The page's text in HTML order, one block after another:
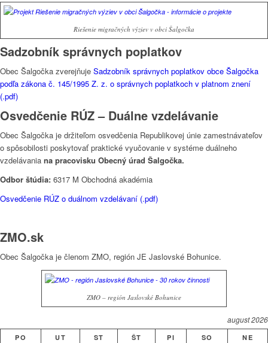
Riešenie migračných výziev v obci Šalgočka
Sadzobník správnych poplatkov
Obec Šalgočka zverejňuje Sadzobník správnych poplatkov obce Šalgočka
podľa zákona č. 145/1995 Z. z. o správnych poplatkoch v platnom znení
(.pdf)
Osvedčenie RÚZ – Duálne vzdelávanie
Obec Šalgočka je držiteľom osvedčenia Republikovej únie zamestnávateľov
o spôsobilosti poskytovať praktické vyučovanie v systéme duálneho
vzdelávania na pracovisku Obecný úrad Šalgočka.
Odbor štúdia: 6317 M Obchodná akadémia
Osvedčenie RÚZ o duálnom vzdelávaní (.pdf)
ZMO.sk
Obec Šalgočka je členom ZMO, región JE Jaslovské Bohunice.
ZMO – región Jaslovské Bohunice
august 2026
PO UT ST ŠT PI SO NE